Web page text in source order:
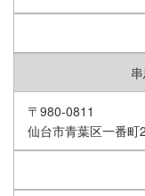
〒980-0811
仙台市青葉区一番